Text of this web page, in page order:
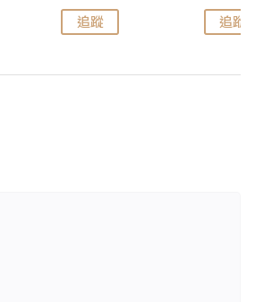
追蹤 追蹤